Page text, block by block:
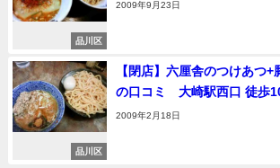
品川区
2009年9月23日
品川区
【閉店】六厘舎のつけあつ+
の口コミ 大崎駅西口 徒歩
2009年2月18日